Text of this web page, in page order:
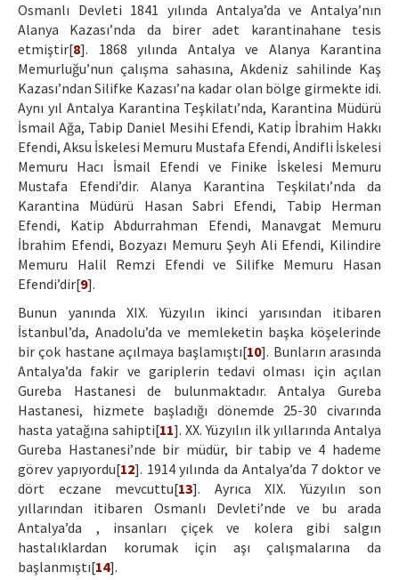
Osmanlı Devleti 1841 yılında Antalya’da ve Antalya’nın
Alanya Kazası’nda da birer adet karantinahane tesis
etmiştir[8]. 1868 yılında Antalya ve Alanya Karantina
Memurluğu’nun çalışma sahasına, Akdeniz sahilinde Kaş
Kazası’ndan Silifke Kazası’na kadar olan bölge girmekte idi.
Aynı yıl Antalya Karantina Teşkilatı’nda, Karantina Müdürü
İsmail Ağa, Tabip Daniel Mesihi Efendi, Katip İbrahim Hakkı
Efendi, Aksu İskelesi Memuru Mustafa Efendi, Andifli İskelesi
Memuru Hacı İsmail Efendi ve Finike İskelesi Memuru
Mustafa Efendi’dir. Alanya Karantina Teşkilatı’nda da
Karantina Müdürü Hasan Sabri Efendi, Tabip Herman
Efendi, Katip Abdurrahman Efendi, Manavgat Memuru
İbrahim Efendi, Bozyazı Memuru Şeyh Ali Efendi, Kilindire
Memuru Halil Remzi Efendi ve Silifke Memuru Hasan
Efendi’dir[9].
Bunun yanında XIX. Yüzyılın ikinci yarısından itibaren
İstanbul’da, Anadolu’da ve memleketin başka köşelerinde
bir çok hastane açılmaya başlamıştı[10]. Bunların arasında
Antalya’da fakir ve gariplerin tedavi olması için açılan
Gureba Hastanesi de bulunmaktadır. Antalya Gureba
Hastanesi, hizmete başladığı dönemde 25-30 civarında
hasta yatağına sahipti[11]. XX. Yüzyılın ilk yıllarında Antalya
Gureba Hastanesi’nde bir müdür, bir tabip ve 4 hademe
görev yapıyordu[12]. 1914 yılında da Antalya’da 7 doktor ve
dört eczane mevcuttu[13]. Ayrıca XIX. Yüzyılın son
yıllarından itibaren Osmanlı Devleti’nde ve bu arada
Antalya’da , insanları çiçek ve kolera gibi salgın
hastalıklardan korumak için aşı çalışmalarına da
başlanmıştı[14].